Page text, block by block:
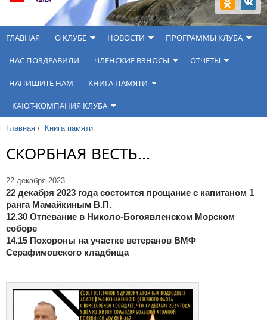
ГЛАВНАЯ О КЛУБЕ НОВОСТИ ПРОГРАММЫ КЛУБА
НАС ПОЗДРАВИЛИ ЧЛЕНСКИЕ ВЗНОСЫ ОТЧЕТЫ
НАПИШИТЕ НАМ КНИГА ПАМЯТИ
КАЮТ-КОМПАНИЯ КЛУБА
Главная / Книга памяти
СКОРБНАЯ ВЕСТЬ...
22 декабря 2023
22 декабря 2023 года состоится прощание с капитаном 1
ранга Мамайкиным В.П.
12.30 Отпевание в Николо-Богоявленском Морском
соборе
14.15 Похороны на участке ветеранов ВМФ
Серафимовского кладбища